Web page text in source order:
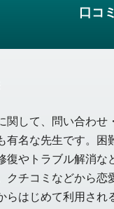
口コ
関して、問い合わ
有名な先生です。困
復やトラブル解消
クチコミなどから
らはじめて利用さ